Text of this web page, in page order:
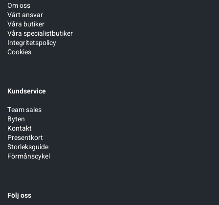
Om oss
Vårt ansvar
Våra butiker
Våra specialistbutiker
Integritetspolicy
Cookies
Kundservice
Team sales
Byten
Kontakt
Presentkort
Storleksguide
Förmånscykel
Följ oss